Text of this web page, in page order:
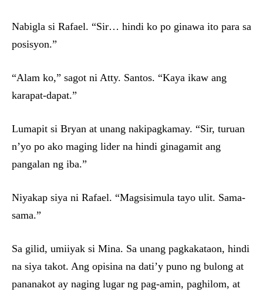
Nabigla si Rafael. “Sir… hindi ko po ginawa ito para sa
posisyon.”
“Alam ko,” sagot ni Atty. Santos. “Kaya ikaw ang
karapat-dapat.”
Lumapit si Bryan at unang nakipagkamay. “Sir, turuan
n’yo po ako maging lider na hindi ginagamit ang
pangalan ng iba.”
Niyakap siya ni Rafael. “Magsisimula tayo ulit. Sama-
sama.”
Sa gilid, umiiyak si Mina. Sa unang pagkakataon, hindi
na siya takot. Ang opisina na dati’y puno ng bulong at
pananakot ay naging lugar ng pag-amin, paghilom, at